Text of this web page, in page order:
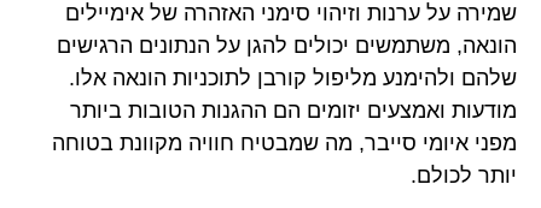
שמירה על ערנות וזיהוי סימני האזהרה של אימיילים
הונאה, משתמשים יכולים להגן על הנתונים הרגישים
שלהם ולהימנע מליפול קורבן לתוכניות הונאה אלו.
מודעות ואמצעים יזומים הם ההגנות הטובות ביותר
מפני איומי סייבר, מה שמבטיח חוויה מקוונת בטוחה
יותר לכולם.